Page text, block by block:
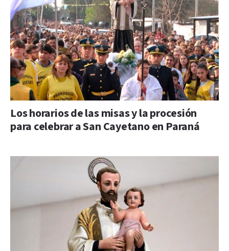
Los horarios de las misas y la procesión
para celebrar a San Cayetano en Paraná